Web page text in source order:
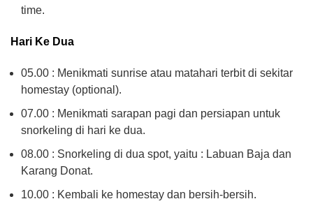
time.
Hari Ke Dua
05.00 : Menikmati sunrise atau matahari terbit di sekitar
homestay (optional).
07.00 : Menikmati sarapan pagi dan persiapan untuk
snorkeling di hari ke dua.
08.00 : Snorkeling di dua spot, yaitu : Labuan Baja dan
Karang Donat.
10.00 : Kembali ke homestay dan bersih-bersih.